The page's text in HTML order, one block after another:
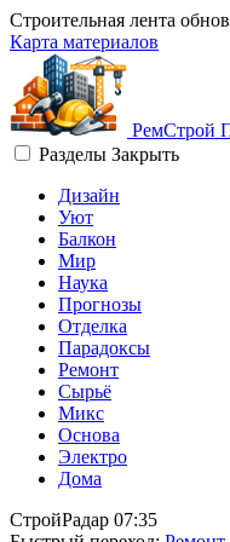
Строительная лента
Карта материалов
РемСтрой
Разделы Закрыть
Дизайн
Уют
Балкон
Мир
Наука
Прогнозы
Отделка
Парадоксы
Ремонт
Сырьё
Микс
Основа
Электро
Дома
СтройРадар 07:35